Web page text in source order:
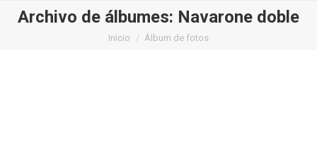
Archivo de álbumes: Navarone doble
Estás aquí:
Inicio Álbum de fotos